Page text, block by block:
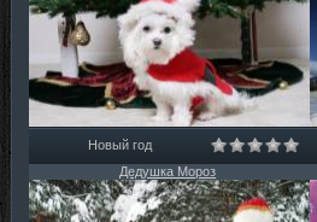
Новый год
Дедушка Мороз